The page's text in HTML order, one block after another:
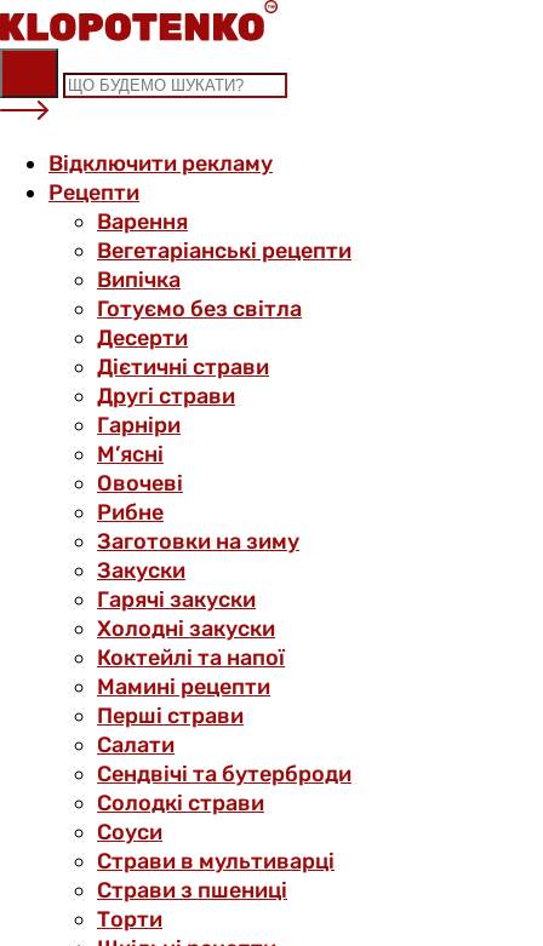
Skip
to
content
Відключити рекламу
Рецепти
Варення
Вегетаріанські рецепти
Випічка
Готуємо без світла
Десерти
Дієтичні страви
Другі страви
Гарніри
М’ясні
Овочеві
Рибне
Заготовки на зиму
Закуски
Гарячі закуски
Холодні закуски
Коктейлі та напої
Мамині рецепти
Перші страви
Салати
Сендвічі та бутерброди
Солодкі страви
Соуси
Страви в мультиварці
Страви з пшениці
Торти